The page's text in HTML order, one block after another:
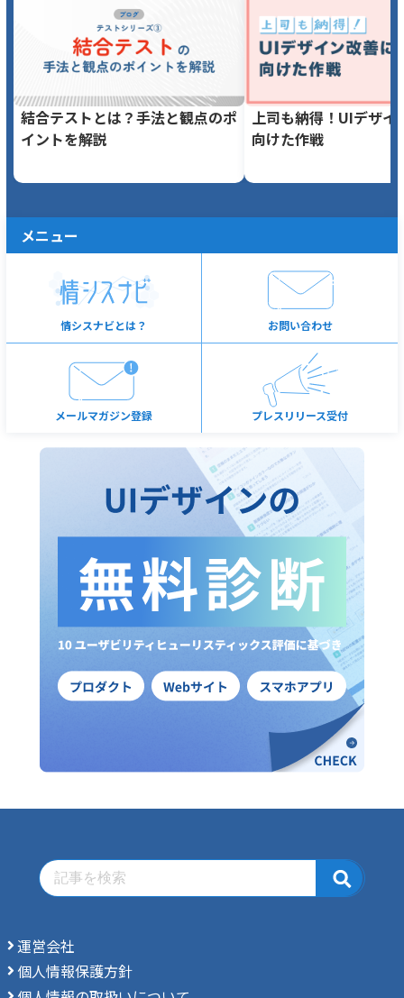
結合テストとは？手法と観点のポ
イントを解説
上司も納得！UIデザイ
向けた作戦
メニュー
情シスナビとは？ お問い合わせ
メールマガジン登録 プレスリリース受付
運営会社
個人情報保護方針